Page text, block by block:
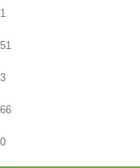
1
51
3
66
0